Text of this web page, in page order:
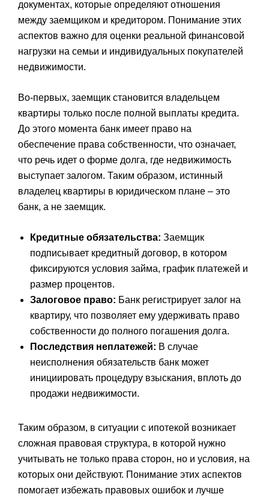
документах, которые определяют отношения
между заемщиком и кредитором. Понимание этих
аспектов важно для оценки реальной финансовой
нагрузки на семьи и индивидуальных покупателей
недвижимости.
Во-первых, заемщик становится владельцем
квартиры только после полной выплаты кредита.
До этого момента банк имеет право на
обеспечение права собственности, что означает,
что речь идет о форме долга, где недвижимость
выступает залогом. Таким образом, истинный
владелец квартиры в юридическом плане – это
банк, а не заемщик.
Кредитные обязательства: Заемщик
подписывает кредитный договор, в котором
фиксируются условия займа, график платежей и
размер процентов.
Залоговое право: Банк регистрирует залог на
квартиру, что позволяет ему удерживать право
собственности до полного погашения долга.
Последствия неплатежей: В случае
неисполнения обязательств банк может
инициировать процедуру взыскания, вплоть до
продажи недвижимости.
Таким образом, в ситуации с ипотекой возникает
сложная правовая структура, в которой нужно
учитывать не только права сторон, но и условия, на
которых они действуют. Понимание этих аспектов
помогает избежать правовых ошибок и лучше